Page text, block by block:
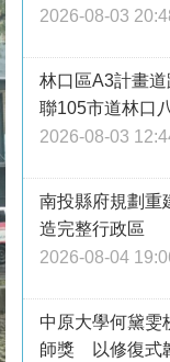
2026-08-03
林口區A3計畫
聯105市道林口
2026-08-03
南投縣府規劃
造完整行政區
2026-08-04
中原大學何黛雯
師獎 以修復式